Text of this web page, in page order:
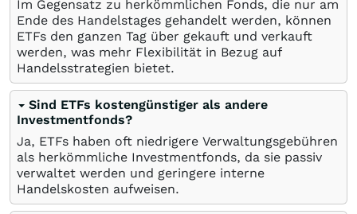
Im Gegensatz zu herkömmlichen Fonds, die nur am
Ende des Handelstages gehandelt werden, können
ETFs den ganzen Tag über gekauft und verkauft
werden, was mehr Flexibilität in Bezug auf
Handelsstrategien bietet.
Sind ETFs kostengünstiger als andere
Investmentfonds?
Ja, ETFs haben oft niedrigere Verwaltungsgebühren
als herkömmliche Investmentfonds, da sie passiv
verwaltet werden und geringere interne
Handelskosten aufweisen.